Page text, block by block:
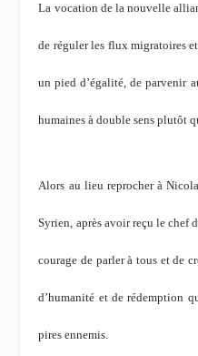
La vocation de la nouvelle
de réguler les flux migratoires
un pied d’égalité, de parvenir
humaines à double sens plutôt
Alors au lieu reprocher à
Syrien, après avoir reçu le chef
courage de parler à tous et de
d’humanité et de rédemption
pires ennemis.